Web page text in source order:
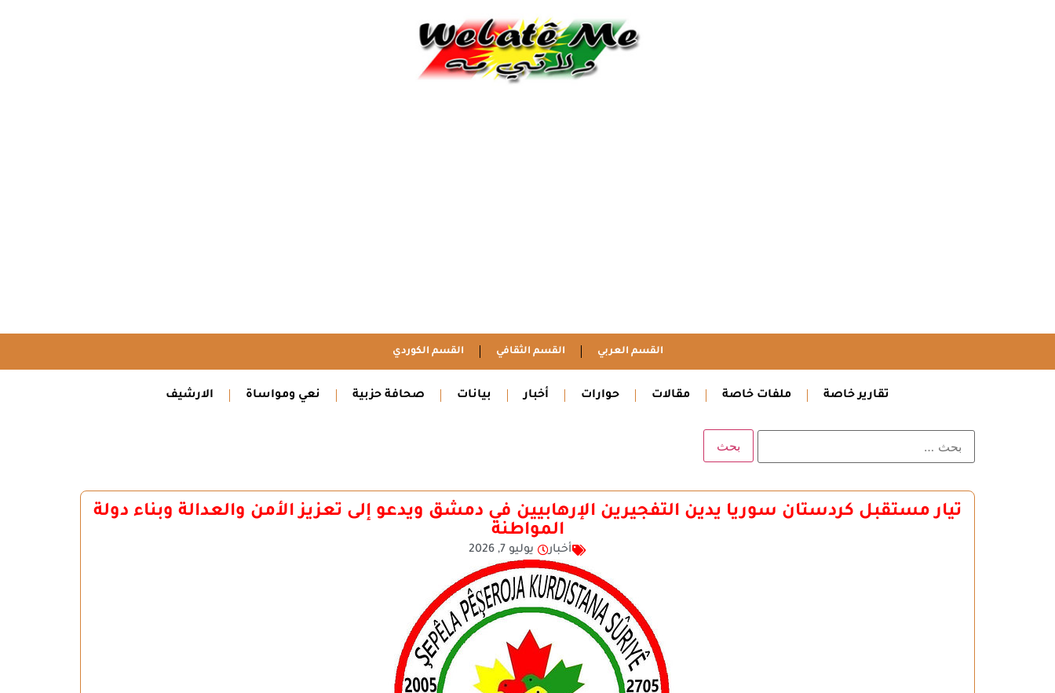
القسم العربي القسم الثقافي القسم الكوردي
تقارير خاصة ملفات خاصة مقالات حوارات أخبار بيانات صحافة حزبية نعي ومواساة الارشيف
تيار مستقبل كردستان سوريا يدين التفجيرين الإرهابيين في دمشق ويدعو إلى تعزيز الأمن والعدالة وبناء دولة
المواطنة
أخبار يوليو 7, 2026